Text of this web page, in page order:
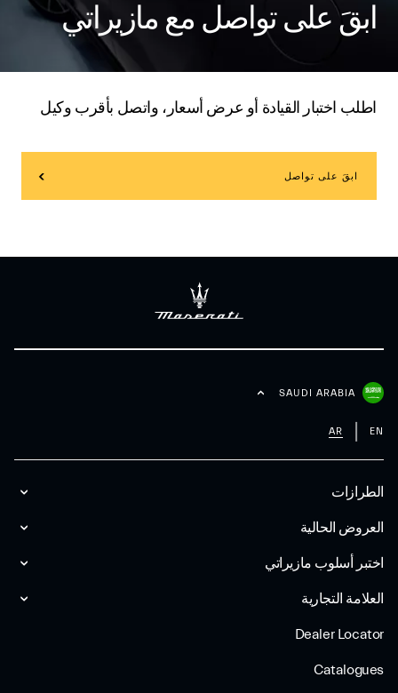
ابقَ على تواصل مع مازيراتي
اطلب اختبار القيادة أو عرض أسعار، واتصل بأقرب وكيل
ابقَ على تواصل
الطرازات
العروض الحالية
اختبر أسلوب مازیراتي
العلامة التجارية
Dealer Locator
Catalogues
SAUDI ARABIA
EN
AR